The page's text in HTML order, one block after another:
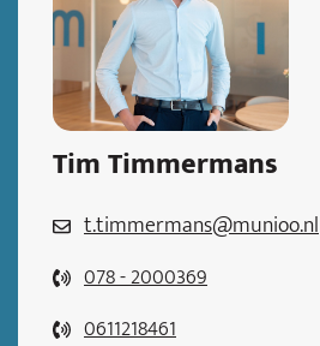
Tim Timmermans
t.timmermans@munioo.nl
078 - 2000369
0611218461